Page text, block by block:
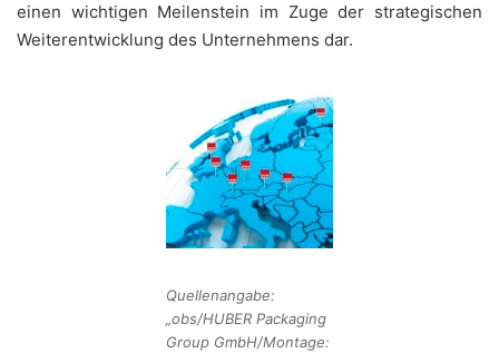
einen wichtigen Meilenstein im Zuge der strategischen
Weiterentwicklung des Unternehmens dar.
Quellenangabe:
„obs/HUBER Packaging
Group GmbH/Montage: